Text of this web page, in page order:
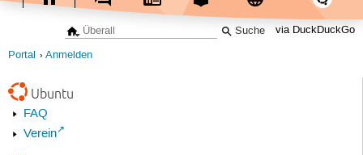
via DuckDuckGo
Portal Anmelden
Ubuntu
FAQ
Verein